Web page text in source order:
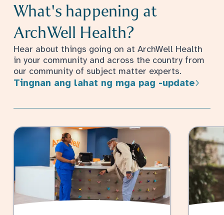
What's happening at
ArchWell Health?
Hear about things going on at ArchWell Health
in your community and across the country from
our community of subject matter experts.
Tingnan ang lahat ng mga pag -update